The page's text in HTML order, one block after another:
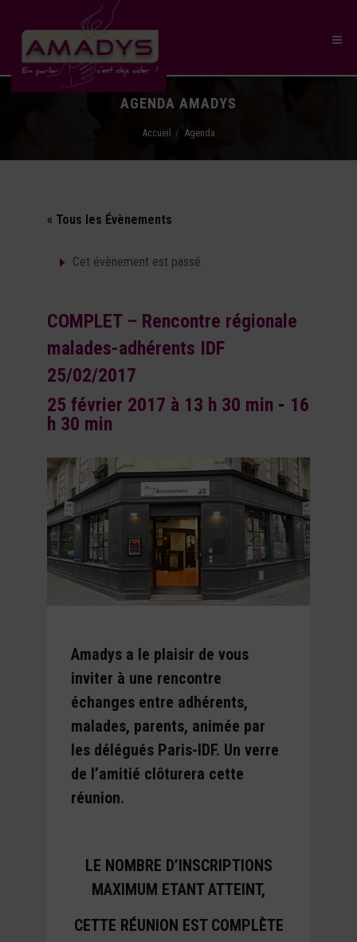
AGENDA AMADYS
Accueil Agenda
« Tous les Évènements
Cet évènement est passé.
COMPLET – Rencontre régionale
malades-adhérents IDF
25/02/2017
25 février 2017 à 13 h 30 min - 16
h 30 min
Amadys a le plaisir de vous
inviter à une rencontre
échanges entre adhérents,
malades, parents, animée par
les délégués Paris-IDF. Un verre
de l’amitié clôturera cette
réunion.
LE NOMBRE D’INSCRIPTIONS
MAXIMUM ETANT ATTEINT,
CETTE RÉUNION EST COMPLÈTE